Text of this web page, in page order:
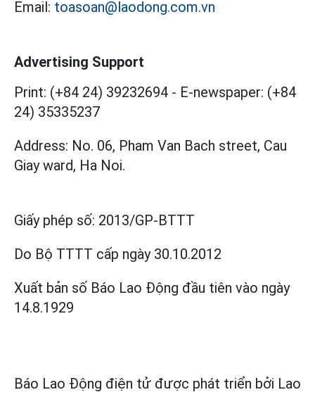
Email: toasoan@laodong.com.vn
Advertising Support
Print: (+84 24) 39232694 - E-newspaper: (+84
24) 35335237
Address: No. 06, Pham Van Bach street, Cau
Giay ward, Ha Noi.
Giấy phép số: 2013/GP-BTTT
Do Bộ TTTT cấp ngày 30.10.2012
Xuất bản số Báo Lao Động đầu tiên vào ngày
14.8.1929
Báo Lao Động điện tử được phát triển bởi Lao